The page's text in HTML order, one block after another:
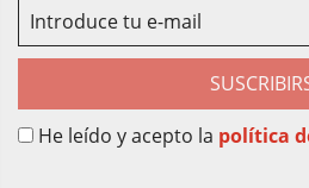
He leído y acepto la política